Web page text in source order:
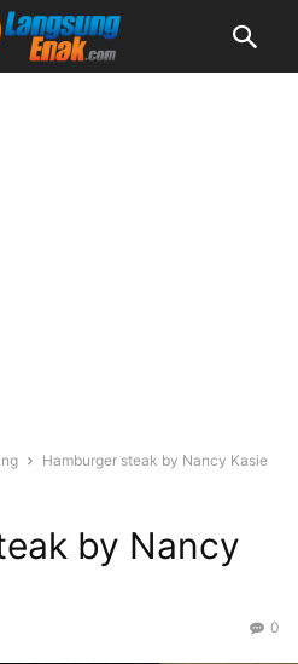
Hamburger steak by Nancy Kasie
by Nancy
0